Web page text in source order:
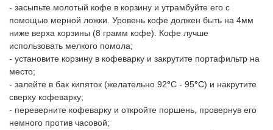
- засыпьте молотый кофе в корзину и утрамбуйте его с
помощью мерной ложки. Уровень кофе должен быть на 4мм
ниже верха корзины (8 грамм кофе). Кофе лучше
использовать мелкого помола;
- установите корзину в кофеварку и закрутите портафильтр на
место;
- залейте в бак кипяток (желательно 92°С - 95°С) и накрутите
сверху кофеварку;
- переверните кофеварку и откройте поршень, провернув его
немного против часовой;